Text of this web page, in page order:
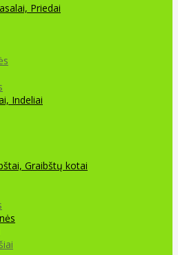
Priedai
Indeliai
Graibštų kotai